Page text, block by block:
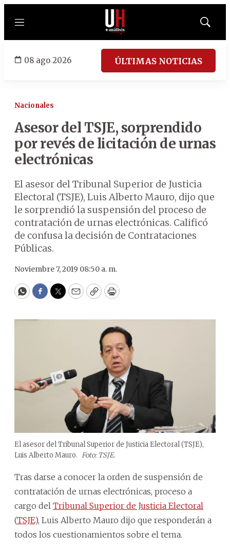
Menú
Mostrar
08 ago 2026 ÚLTIMAS NOTICIAS
Nacionales
Asesor del TSJE, sorprendido
por revés de licitación de urnas
electrónicas
El asesor del Tribunal Superior de Justicia
Electoral (TSJE), Luis Alberto Mauro, dijo que
le sorprendió la suspensión del proceso de
contratación de urnas electrónicas. Calificó
de confusa la decisión de Contrataciones
Públicas.
Noviembre 7, 2019 08:50 a. m.
WhatsApp
Facebook
Twitter
EmailCopyPrint
El asesor del Tribunal Superior de Justicia Electoral (TSJE),
Luis Alberto Mauro. Foto: TSJE.
Tras darse a conocer la orden de suspensión de
contratación de urnas electrónicas, proceso a
cargo del Tribunal Superior de Justicia Electoral
(TSJE), Luis Alberto Mauro dijo que responderán a
todos los cuestionamientos sobre el tema.